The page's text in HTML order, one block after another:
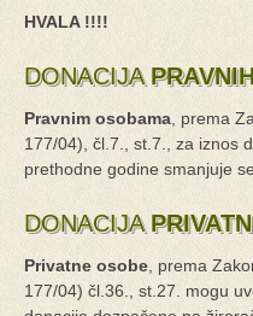
HVALA !!!!
DONACIJA
Pravnim osobama , prema
177/04), čl.7., st.7., za iznos
prethodne godine smanjuje
DONACIJA
Privatne osobe , prema
177/04) čl.36., st.27. mogu